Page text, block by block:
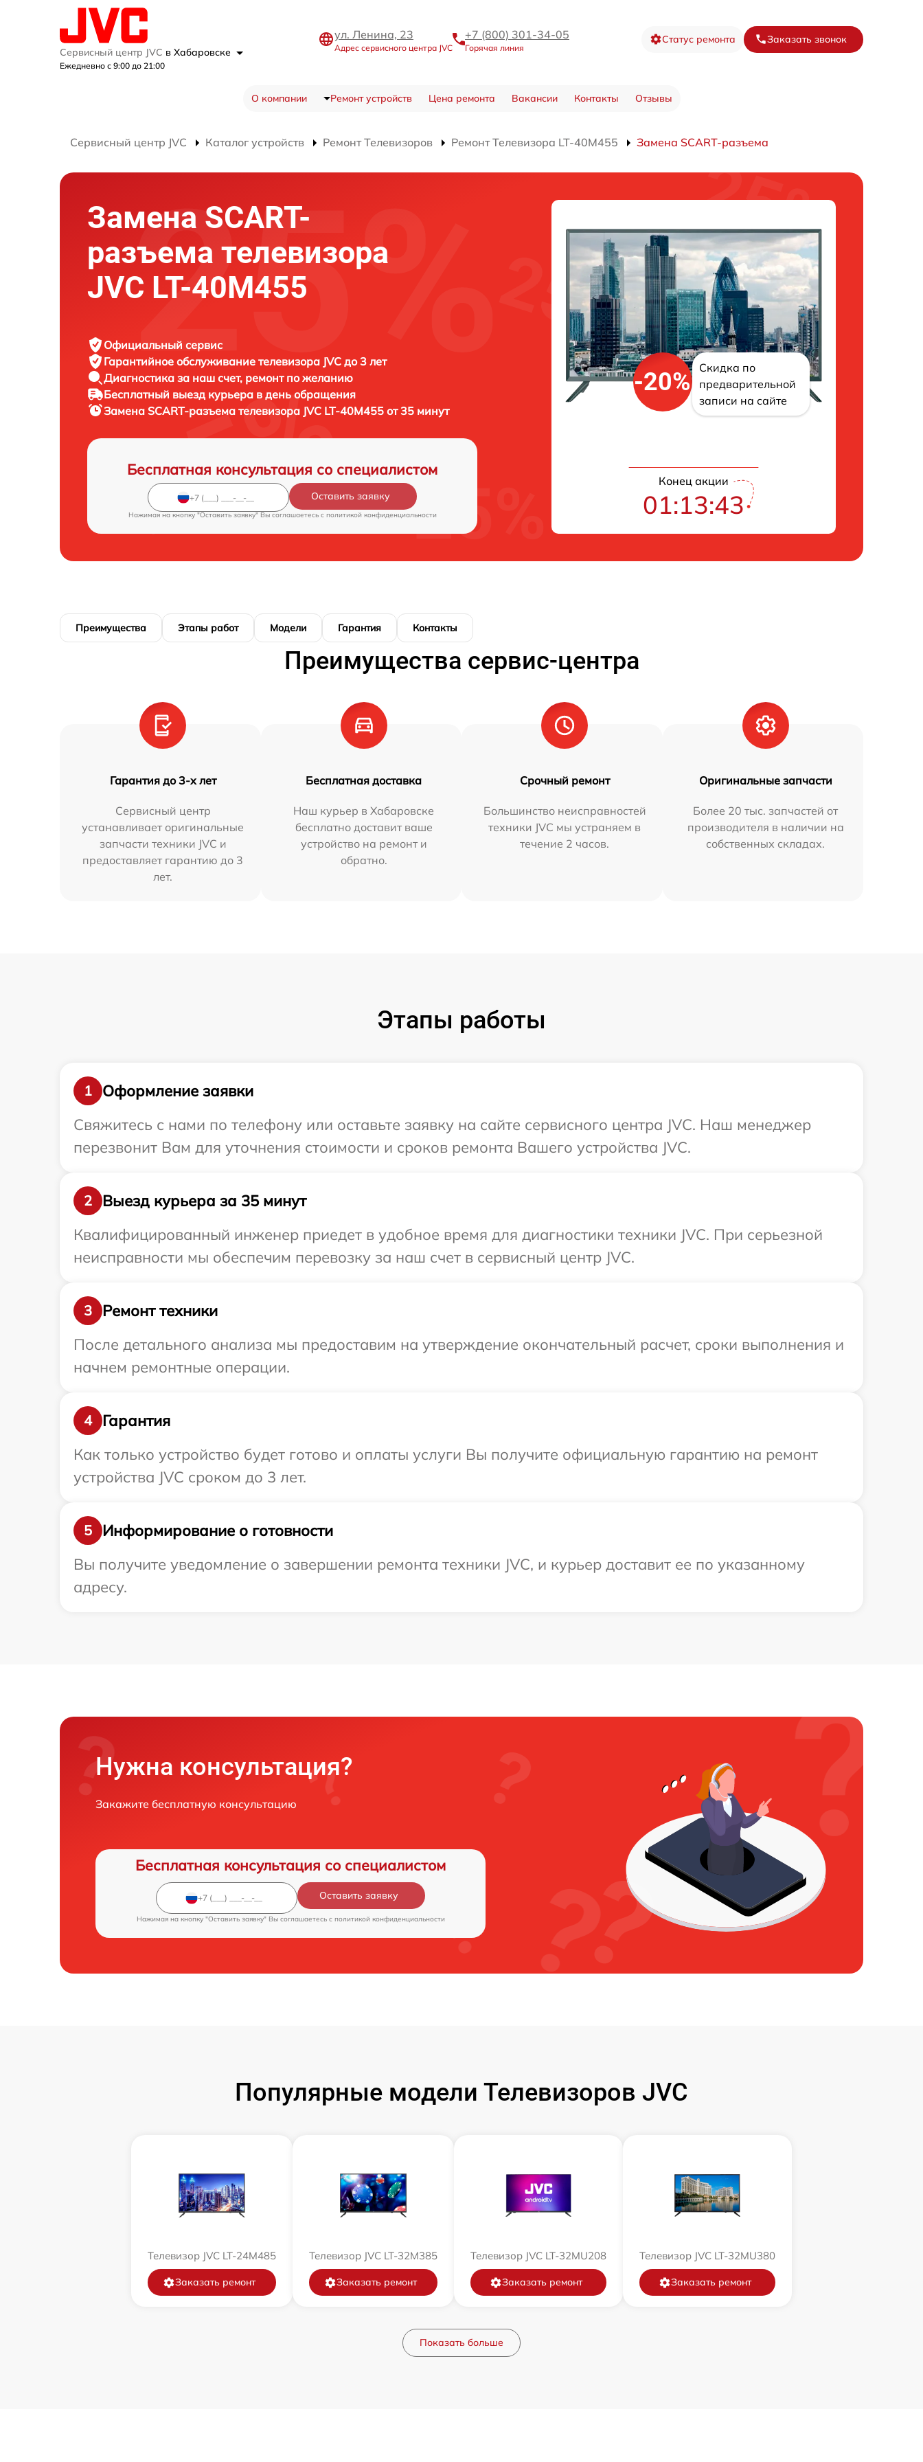
Сервисный центр JVC в Хабаровске
Ежедневно с 9:00 до 21:00
ул. Ленина, 23
Адрес сервисного центра JVC
+7 (800) 301-34-05
Горячая линия
Статус ремонта Заказать звонок
О компании Ремонт устройств Цена ремонта Вакансии Контакты Отзывы
Сервисный центр JVC Каталог устройств Ремонт Телевизоров Ремонт Телевизора LT-40M455 Замена SCART-разъема
Замена SCART-
разъема телевизора
JVC LT-40M455
Официальный сервис
Гарантийное обслуживание телевизора JVC до 3 лет
Диагностика за наш счет, ремонт по желанию
Бесплатный выезд курьера в день обращения
Замена SCART-разъема телевизора JVC LT-40M455 от 35 минут
Бесплатная консультация со специалистом
Оставить заявку
Нажимая на кнопку "Оставить заявку" Вы соглашаетесь c политикой конфиденциальности
-20%
Скидка по
предварительной
записи на сайте
Конец акции
01:13:43
Преимущества Этапы работ Модели Гарантия Контакты
Преимущества сервис-центра
Гарантия до 3-х лет
Сервисный центр
устанавливает оригинальные
запчасти техники JVC и
предоставляет гарантию до 3
лет.
Бесплатная доставка
Наш курьер в Хабаровске
бесплатно доставит ваше
устройство на ремонт и
обратно.
Срочный ремонт
Большинство неисправностей
техники JVC мы устраняем в
течение 2 часов.
Оригинальные запчасти
Более 20 тыс. запчастей от
производителя в наличии на
собственных складах.
Этапы работы
1
Оформление заявки
Свяжитесь с нами по телефону или оставьте заявку на сайте сервисного центра JVC. Наш менеджер
перезвонит Вам для уточнения стоимости и сроков ремонта Вашего устройства JVC.
2
Выезд курьера за 35 минут
Квалифицированный инженер приедет в удобное время для диагностики техники JVC. При серьезной
неисправности мы обеспечим перевозку за наш счет в сервисный центр JVC.
3
Ремонт техники
После детального анализа мы предоставим на утверждение окончательный расчет, сроки выполнения и
начнем ремонтные операции.
4
Гарантия
Как только устройство будет готово и оплаты услуги Вы получите официальную гарантию на ремонт
устройства JVC сроком до 3 лет.
5
Информирование о готовности
Вы получите уведомление о завершении ремонта техники JVC, и курьер доставит ее по указанному
адресу.
Нужна консультация?
Закажите бесплатную консультацию
Бесплатная консультация со специалистом
Оставить заявку
Нажимая на кнопку "Оставить заявку" Вы соглашаетесь c политикой конфиденциальности
Популярные модели Телевизоров JVC
Телевизор JVC LT-24M485
Заказать ремонт
Телевизор JVC LT-32M385
Заказать ремонт
Телевизор JVC LT-32MU208
Заказать ремонт
Телевизор JVC LT-32MU380
Заказать ремонт
Показать больше